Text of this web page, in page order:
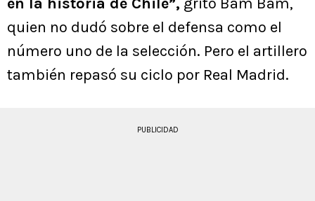
quien no dudó sobre el defensa como el
número uno de la selección. Pero el artillero
también repasó su ciclo por Real Madrid.
PUBLICIDAD